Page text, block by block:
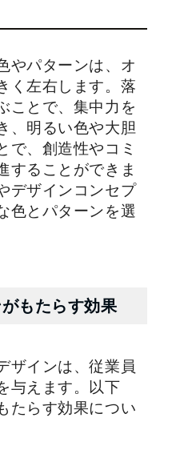
やパターンは、オ
く左右します。落
ことで、集中力を
、明るい色や大胆
で、創造性やコミ
することができま
デザインコンセプ
色とパターンを選
もたらす効果
ザインは、従業員
与えます。以下
たらす効果につい